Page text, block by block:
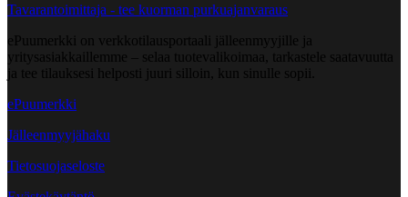
Tavarantoimittaja - tee kuorman purkuajanvaraus
ePuumerkki on verkkotilausportaali jälleenmyyjille ja
yritysasiakkaillemme – selaa tuotevalikoimaa, tarkastele saatavuutta
ja tee tilauksesi helposti juuri silloin, kun sinulle sopii.
ePuumerkki
Jälleenmyyjähaku
Tietosuojaseloste